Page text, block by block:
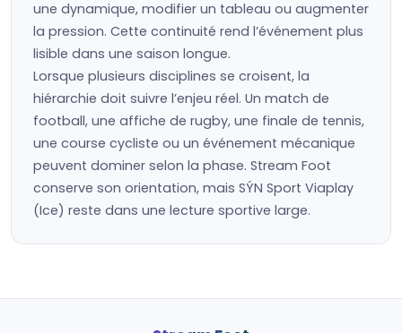
une dynamique, modifier un tableau ou augmenter
la pression. Cette continuité rend l’événement plus
lisible dans une saison longue.
Lorsque plusieurs disciplines se croisent, la
hiérarchie doit suivre l’enjeu réel. Un match de
football, une affiche de rugby, une finale de tennis,
une course cycliste ou un événement mécanique
peuvent dominer selon la phase. Stream Foot
conserve son orientation, mais SÝN Sport Viaplay
(Ice) reste dans une lecture sportive large.